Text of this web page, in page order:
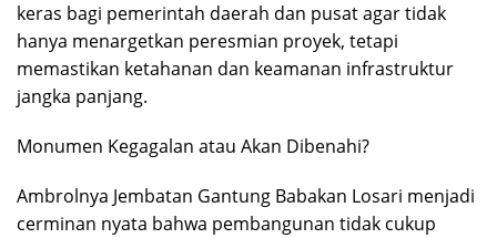
keras bagi pemerintah daerah dan pusat agar tidak
hanya menargetkan peresmian proyek, tetapi
memastikan ketahanan dan keamanan infrastruktur
jangka panjang.
Monumen Kegagalan atau Akan Dibenahi?
Ambrolnya Jembatan Gantung Babakan Losari menjadi
cerminan nyata bahwa pembangunan tidak cukup